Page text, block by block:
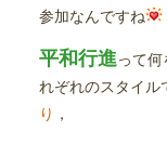
参加なんですね
平和行進って
れぞれのスタイル
り ，